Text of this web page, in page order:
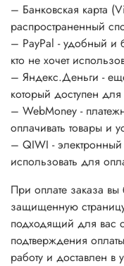
– Банковская карта
распространенный
– PayPal - удобный и
кто не хочет
– Яндекс.Деньги -
который доступен
– WebMoney -
оплачивать товары и
– QIWI -
использовать для
При оплате заказа
защищенную
подходящий для вас
подтверждения
работу и доставлен в